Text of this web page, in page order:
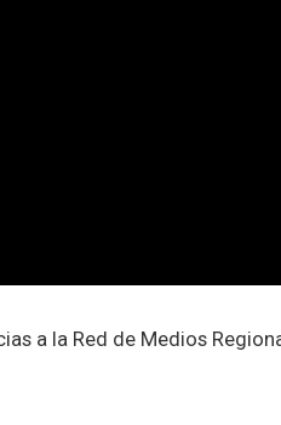
a la Red de Medios